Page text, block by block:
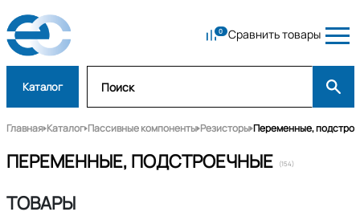
Сравнить товары
Каталог
Главная Каталог Пассивные компоненты Резисторы Переменные,
ПЕРЕМЕННЫЕ, ПОДСТРОЕЧНЫЕ (154)
ТОВАРЫ